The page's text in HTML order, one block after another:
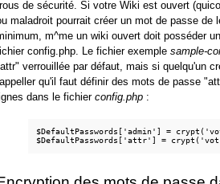
598310
598312
598317
598318
598320
598321
598322
598324
598328
598340
598341
598346
598349
598357
598366
598372
de sécurité. Si votre Wiki est ouvert
maladroit pourrait créer un mot de passe
m^me un wiki ouvert doit posséder
config.php. Le fichier exemple sample-
verrouillée par défaut, mais si quelqu'un
qu'il faut définir des mots de passe
dans le fichier config.php:
$DefaultPasswords['admin'] =